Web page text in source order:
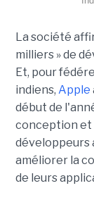
La société
milliers » de
Et, pour
indiens, Apple
début de
conception et
développeurs
améliorer la
de leurs